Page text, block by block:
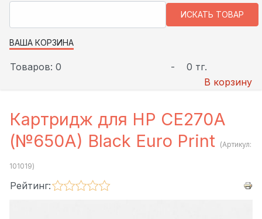
ВАША КОРЗИНА
Товаров: 0 -
0 тг.
В корзину
Картридж для HP CE270A
(№650A) Black Euro Print (Артикул:
101019)
Рейтинг: